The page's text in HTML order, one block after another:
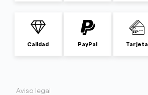
Calidad PayPal Tarjeta
Aviso legal